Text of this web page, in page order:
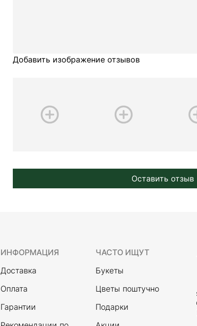
Добавить изображение отзывов
Оставить отзыв
ИНФОРМАЦИЯ
Доставка
Оплата
Гарантии
ЧАСТО ИЩУТ
Букеты
Цветы поштучно
Подарки